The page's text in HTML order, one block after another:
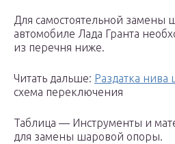
Для самостоятельной замены
автомобиле Лада Гранта
из перечня ниже.
Читать дальше: Раздатка нива
схема переключения
Таблица — Инструменты и
для замены шаровой опоры.